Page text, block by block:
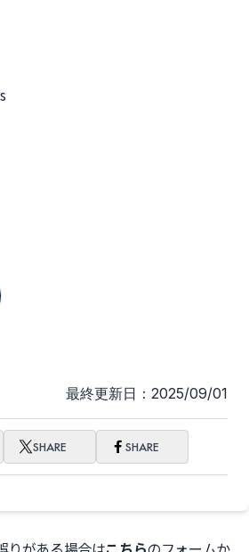
最終更新日：2025/09/01
SHARE SHARE